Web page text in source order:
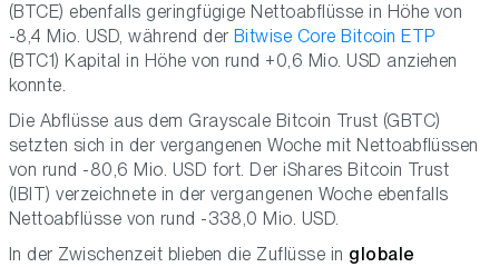
(BTCE) ebenfalls geringfügige Nettoabflüsse in Höhe von
-8,4 Mio. USD, während der Bitwise Core Bitcoin ETP
(BTC1) Kapital in Höhe von rund +0,6 Mio. USD anziehen
konnte.
Die Abflüsse aus dem Grayscale Bitcoin Trust (GBTC)
setzten sich in der vergangenen Woche mit Nettoabflüssen
von rund -80,6 Mio. USD fort. Der iShares Bitcoin Trust
(IBIT) verzeichnete in der vergangenen Woche ebenfalls
Nettoabflüsse von rund -338,0 Mio. USD.
In der Zwischenzeit blieben die Zuflüsse in globale